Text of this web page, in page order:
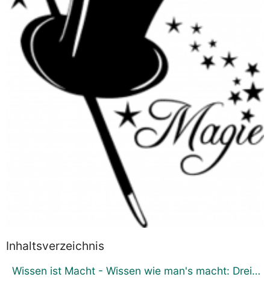
Inhaltsverzeichnis
Wissen ist Macht - Wissen wie man's macht: Dreieck Zauber